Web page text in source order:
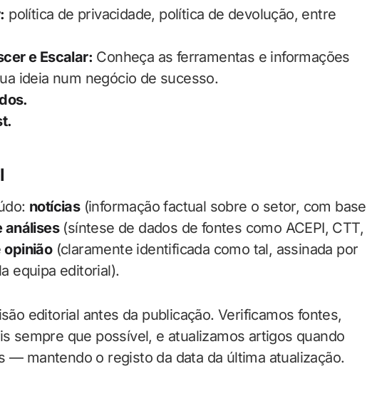
política de privacidade, política de devolução, entre
e Escalar: Conheça as ferramentas e informações
ideia num negócio de sucesso.
notícias(informação factual sobre o setor, com base
análises(síntese de dados de fontes como ACEPI, CTT,
opinião(claramente identificada como tal, assinada por
equipa editorial).
editorial antes da publicação. Verificamos fontes,
sempre que possível, e atualizamos artigos quando
— mantendo o registo da data da última atualização.